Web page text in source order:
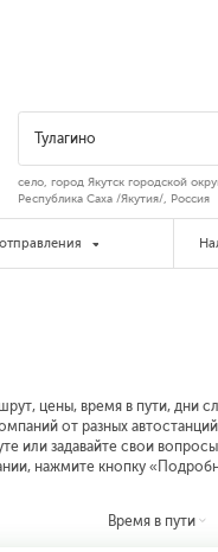
село, город Якутск городской
Республика Саха /Якутия/, Россия
цены, время в пути, дни
от разных
или задавайте свои
нажмите кнопку
Время в пути